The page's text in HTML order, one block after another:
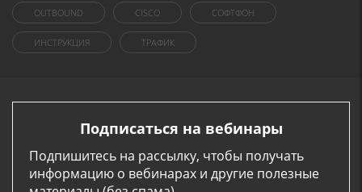
OUTBOUND CISCO СОФТФОН
ИНСТРУКЦИЯ ТРАФИК
Подписаться на вебинары
Подпишитесь на рассылку, чтобы получать
информацию о вебинарах и другие полезные